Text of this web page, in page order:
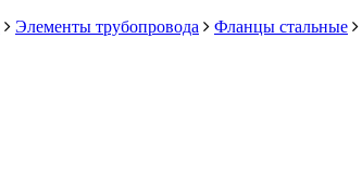
Элементы трубопровода Фланцы стальные